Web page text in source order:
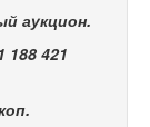
аукцион.
1 188 421